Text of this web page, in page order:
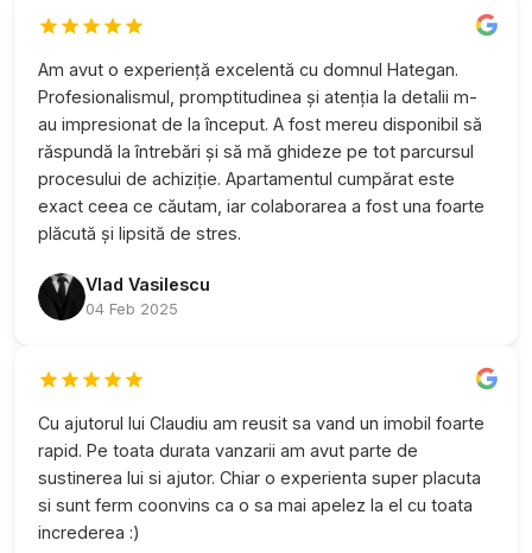
Am avut o experiență excelentă cu domnul Hategan.
Profesionalismul, promptitudinea și atenția la detalii m-
au impresionat de la început. A fost mereu disponibil să
răspundă la întrebări și să mă ghideze pe tot parcursul
procesului de achiziție. Apartamentul cumpărat este
exact ceea ce căutam, iar colaborarea a fost una foarte
plăcută și lipsită de stres.
Vlad Vasilescu
04 Feb 2025
Cu ajutorul lui Claudiu am reusit sa vand un imobil foarte
rapid. Pe toata durata vanzarii am avut parte de
sustinerea lui si ajutor. Chiar o experienta super placuta
si sunt ferm coonvins ca o sa mai apelez la el cu toata
increderea :)